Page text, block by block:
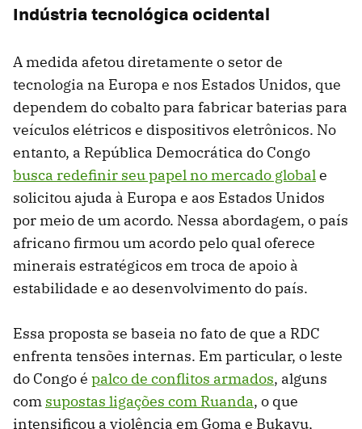
Indústria tecnológica ocidental
A medida afetou diretamente o setor de
tecnologia na Europa e nos Estados Unidos, que
dependem do cobalto para fabricar baterias para
veículos elétricos e dispositivos eletrônicos. No
entanto, a República Democrática do Congo
busca redefinir seu papel no mercado globale
solicitou ajuda à Europa e aos Estados Unidos
por meio de um acordo. Nessa abordagem, o país
africano firmou um acordo pelo qual oferece
minerais estratégicos em troca de apoio à
estabilidade e ao desenvolvimento do país.
Essa proposta se baseia no fato de que a RDC
enfrenta tensões internas. Em particular, o leste
do Congo é palco de conflitos armados, alguns
com supostas ligações com Ruanda, o que
intensificou a violência em Goma e Bukavu,